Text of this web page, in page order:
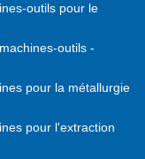
outils pour le
outils -
pour la métallurgie
pour l'extraction